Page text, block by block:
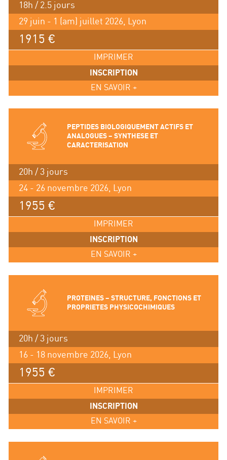
18h / 2.5 jours
29 juin - 1 (am) juillet 2026, Lyon
1915 €
IMPRIMER
INSCRIPTION
EN SAVOIR +
PEPTIDES BIOLOGIQUEMENT ACTIFS ET
ANALOGUES – SYNTHESE ET
CARACTERISATION
20h / 3 jours
24 - 26 novembre 2026, Lyon
1955 €
IMPRIMER
INSCRIPTION
EN SAVOIR +
PROTEINES – STRUCTURE, FONCTIONS ET
PROPRIETES PHYSICOCHIMIQUES
20h / 3 jours
16 - 18 novembre 2026, Lyon
1955 €
IMPRIMER
INSCRIPTION
EN SAVOIR +